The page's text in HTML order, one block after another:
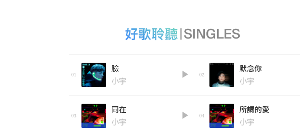
臉
小宇
默念你
小宇
同在
小宇
所謂的愛
小宇